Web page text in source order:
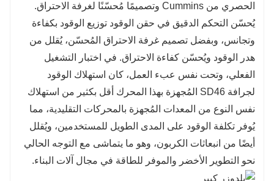
الحصري من Cummins وتصميمًا مُحسّنًا لغرفة الاحتراق.
يُحسّن التحكم الدقيق في حقن الوقود توزيع الوقود بكفاءة
وتجانس، وبفضل تصميم غرفة الاحتراق المُحسّن، يُقلل من
هدر الوقود ويُحسّن كفاءة الاحتراق. في اختبار التشغيل
الفعلي، وتحت نفس عبء العمل، كان استهلاك الوقود
لجرافة SD46 المُجهزة بهذا المحرك أقل بكثير من استهلاك
نفس النوع من المعدات المُجهزة بالمحركات التقليدية، مما
يُوفر تكلفة الوقود على المدى الطويل للمستخدمين، ويُقلل
أيضًا من انبعاثات الكربون، وهو ما يتماشى مع التوجه الحالي
نحو التطوير الأخضر والموفر للطاقة في مجال آلات البناء.